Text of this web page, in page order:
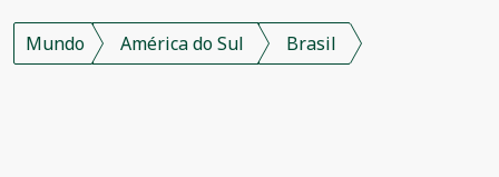
Mundo América do Sul Brasil